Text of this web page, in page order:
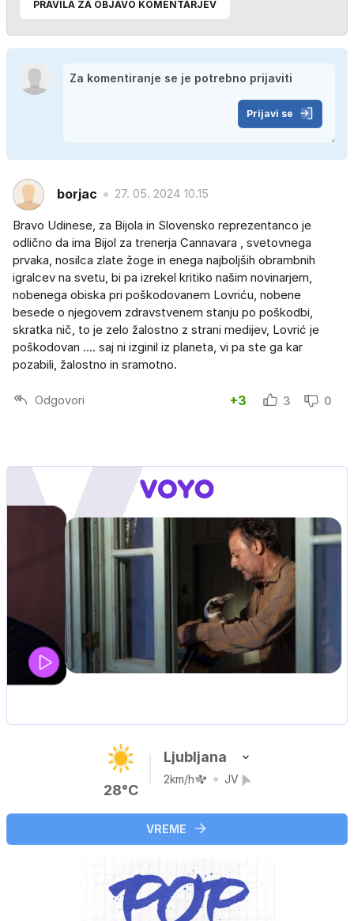
PRAVILA ZA OBJAVO KOMENTARJEV
Prijavi se
borjac 27. 05. 2024 10.15
Bravo Udinese, za Bijola in Slovensko reprezentanco je
odlično da ima Bijol za trenerja Cannavara , svetovnega
prvaka, nosilca zlate žoge in enega najboljših obrambnih
igralcev na svetu, bi pa izrekel kritiko našim novinarjem,
nobenega obiska pri poškodovanem Lovriću, nobene
besede o njegovem zdravstvenem stanju po poškodbi,
skratka nič, to je zelo žalostno z strani medijev, Lovrić je
poškodovan .... saj ni izginil iz planeta, vi pa ste ga kar
pozabili, žalostno in sramotno.
Odgovori +3 3 0
28°C
Ljubljana
2km/h JV
VREME